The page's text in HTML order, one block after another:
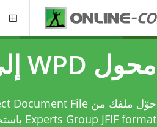
محول WPD إلى JPG
Experts Group JFIF format باستخدام